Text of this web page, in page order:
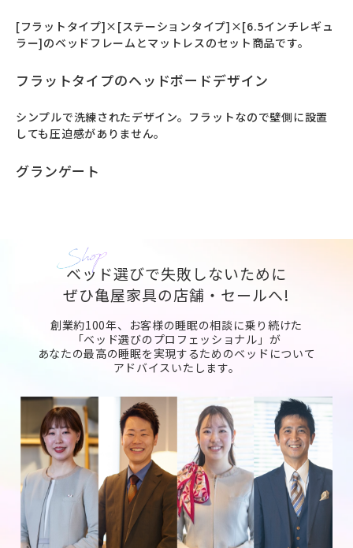
[フラットタイプ]×[ステーションタイプ]×[6.5インチレギュ
ラー]のベッドフレームとマットレスのセット商品です。
フラットタイプのヘッドボードデザイン
シンプルで洗練されたデザイン。フラットなので壁側に設置
しても圧迫感がありません。
グランゲート
ベッド選びで失敗しないために
ぜひ亀屋家具の店舗・セールへ!
創業約100年、お客様の睡眠の相談に乗り続けた
「ベッド選びのプロフェッショナル」が
あなたの最高の睡眠を実現するためのベッドについて
アドバイスいたします。